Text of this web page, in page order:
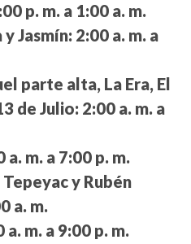
p. m. a 1:00 a. m.
Jasmín: 2:00 a. m. a
parte alta, La Era, El
de Julio: 2:00 a. m. a
a. m. a 7:00 p. m.
y Rubén
a. m.
a. m. a 9:00 p. m.